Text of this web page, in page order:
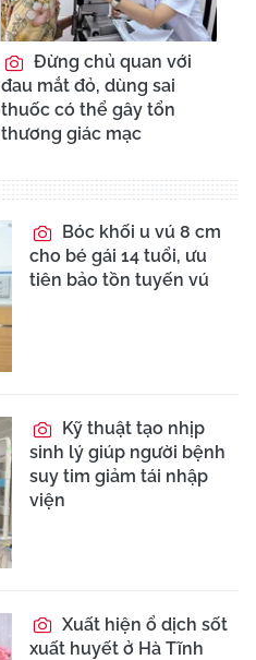
Đừng chủ quan với
đau mắt đỏ, dùng sai
thuốc có thể gây tổn
thương giác mạc
Bóc khối u vú 8 cm
cho bé gái 14 tuổi, ưu
tiên bảo tồn tuyến vú
Kỹ thuật tạo nhịp
sinh lý giúp người bệnh
suy tim giảm tái nhập
viện
Xuất hiện ổ dịch sốt
xuất huyết ở Hà Tĩnh